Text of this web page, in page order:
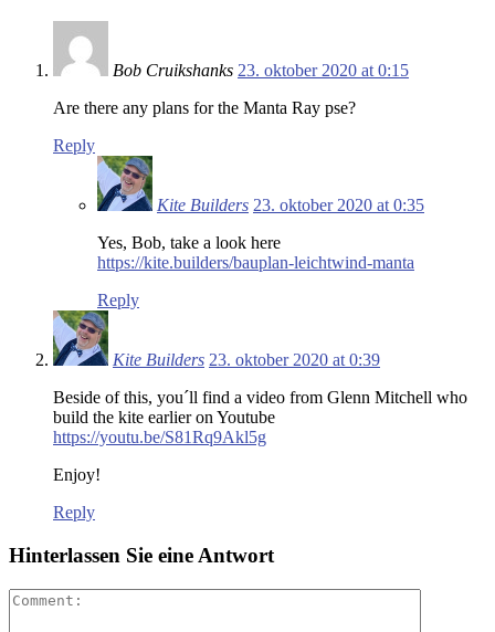
Bob Cruikshanks 23. oktober 2020 at 0:15
Are there any plans for the Manta Ray pse?
Reply
Kite Builders 23. oktober 2020 at 0:35
Yes, Bob, take a look here
https://kite.builders/bauplan-leichtwind-manta
Reply
Kite Builders 23. oktober 2020 at 0:39
Beside of this, you´ll find a video from Glenn Mitchell who
build the kite earlier on Youtube
https://youtu.be/S81Rq9Akl5g
Enjoy!
Reply
Hinterlassen Sie eine Antwort